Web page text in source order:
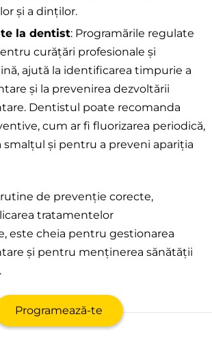
și a dinților.
la dentist: Programările regulate
curățări profesionale și
ajută la identificarea timpurie a
și la prevenirea dezvoltării
Dentistul poate recomanda
cum ar fi fluorizarea periodică,
și pentru a preveni apariția
de prevenție corecte,
tratamentelor
este cheia pentru gestionarea
și pentru menținerea sănătății
Programează-te